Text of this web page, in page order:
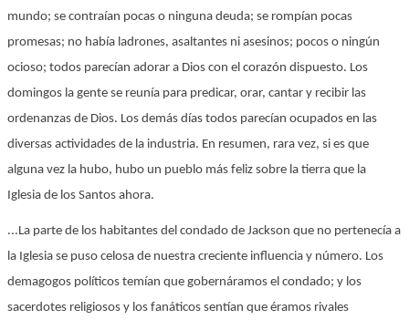
mundo; se contraían pocas o ninguna deuda; se rompían pocas
promesas; no había ladrones, asaltantes ni asesinos; pocos o ningún
ocioso; todos parecían adorar a Dios con el corazón dispuesto. Los
domingos la gente se reunía para predicar, orar, cantar y recibir las
ordenanzas de Dios. Los demás días todos parecían ocupados en las
diversas actividades de la industria. En resumen, rara vez, si es que
alguna vez la hubo, hubo un pueblo más feliz sobre la tierra que la
Iglesia de los Santos ahora.
...La parte de los habitantes del condado de Jackson que no pertenecía a
la Iglesia se puso celosa de nuestra creciente influencia y número. Los
demagogos políticos temían que gobernáramos el condado; y los
sacerdotes religiosos y los fanáticos sentían que éramos rivales